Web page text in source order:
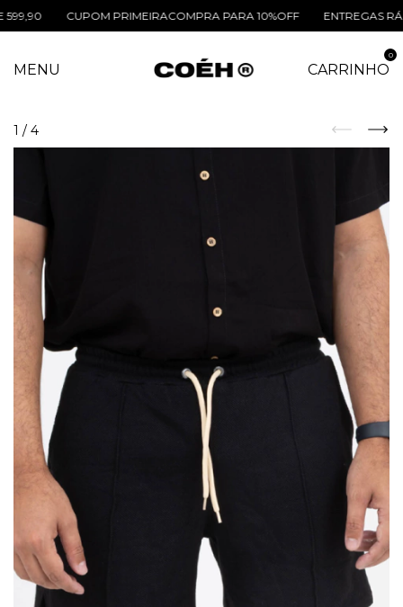
CUPOM PRIMEIRACOMPRA PARA 10%OFF ENTREGAS RÁPIDAS
MENU CARRINHO
0
1 / 4